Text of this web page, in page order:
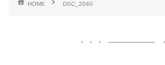
HOME DSC_2040